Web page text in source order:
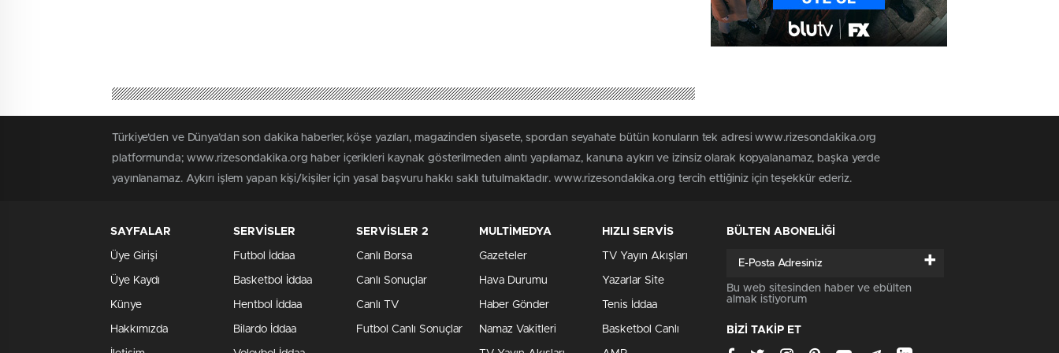
Türkiye'den ve Dünya’dan son dakika haberler, köşe yazıları, magazinden siyasete, spordan seyahate bütün konuların tek adresi www.rizesondakika.org
platformunda; www.rizesondakika.org haber içerikleri kaynak gösterilmeden alıntı yapılamaz, kanuna aykırı ve izinsiz olarak kopyalanamaz, başka yerde
yayınlanamaz. Aykırı işlem yapan kişi/kişiler için yasal başvuru hakkı saklı tutulmaktadır. www.rizesondakika.org tercih ettiğiniz için teşekkür ederiz.
SAYFALAR
Üye Girişi
Üye Kaydı
Künye
Hakkımızda
SERVİSLER
Futbol İddaa
Basketbol İddaa
Hentbol İddaa
Bilardo İddaa
SERVİSLER 2
Canlı Borsa
Canlı Sonuçlar
Canlı TV
Futbol Canlı Sonuçlar
MULTİMEDYA
Gazeteler
Hava Durumu
Haber Gönder
Namaz Vakitleri
HIZLI SERVİS
TV Yayın Akışları
Yazarlar Site
Tenis İddaa
Basketbol Canlı
BÜLTEN ABONELİĞİ
+
Bu web sitesinden haber ve ebülten
almak istiyorum
BİZİ TAKİP ET